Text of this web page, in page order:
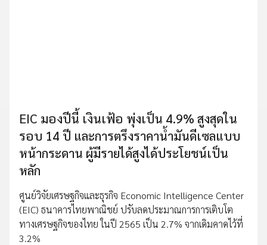
EIC มองปีนี้ เงินเฟ้อ พุ่งเป็น 4.9% สูงสุดใน
รอบ 14 ปี และการตรึงราคาน้ำมันดีเซลแบบ
หน้ากระดาน ผู้มีรายได้สูงได้ประโยชน์เป็น
หลัก
ศูนย์วิจัยเศรษฐกิจและธุรกิจ Economic Intelligence Center
(EIC) ธนาคารไทยพาณิชย์ ปรับลดประมาณการการเติบโต
ทางเศรษฐกิจของไทย ในปี 2565 เป็น 2.7% จากเดิมคาดไว้ที่
3.2%